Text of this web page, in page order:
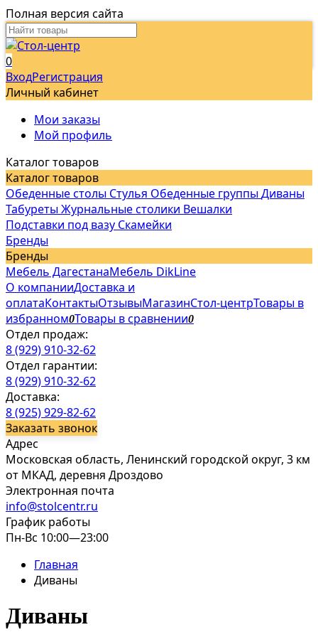
Полная версия сайта
0
ВходРегистрация
Личный кабинет
Мои заказы
Мой профиль
Каталог товаров
Каталог товаров
Обеденные столы Стулья Обеденные группыДиваны
ТабуретыЖурнальные столики Вешалки
Подставки под вазу Скамейки
Бренды
Бренды
Мебель ДагестанаМебель DikLine
О компанииДоставка и
оплатаКонтактыОтзывыМагазинСтол-центрТовары в
избранном0Товары в сравнении0
Отдел продаж:
8 (929) 910-32-62
Отдел гарантии:
8 (929) 910-32-62
Доставка:
8 (925) 929-82-62
Заказать звонок
Адрес
Московская область, Ленинский городской округ, 3 км
от МКАД, деревня Дроздово
Электронная почта
info@stolcentr.ru
График работы
Пн-Вс 10:00—23:00
Главная
Диваны
Диваны